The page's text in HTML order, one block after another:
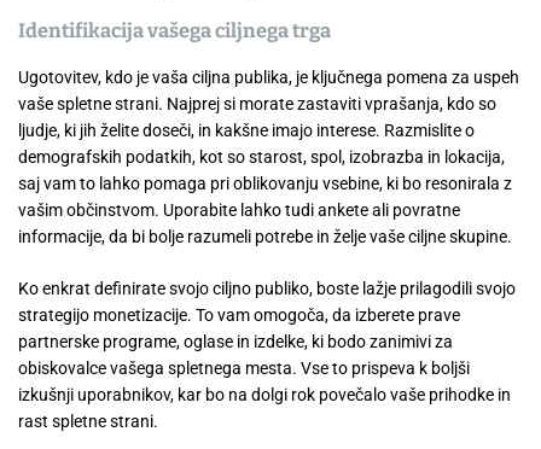
Identifikacija vašega ciljnega trga
Ugotovitev, kdo je vaša ciljna publika, je ključnega pomena za uspeh
vaše spletne strani. Najprej si morate zastaviti vprašanja, kdo so
ljudje, ki jih želite doseči, in kakšne imajo interese. Razmislite o
demografskih podatkih, kot so starost, spol, izobrazba in lokacija,
saj vam to lahko pomaga pri oblikovanju vsebine, ki bo resonirala z
vašim občinstvom. Uporabite lahko tudi ankete ali povratne
informacije, da bi bolje razumeli potrebe in želje vaše ciljne skupine.
Ko enkrat definirate svojo ciljno publiko, boste lažje prilagodili svojo
strategijo monetizacije. To vam omogoča, da izberete prave
partnerske programe, oglase in izdelke, ki bodo zanimivi za
obiskovalce vašega spletnega mesta. Vse to prispeva k boljši
izkušnji uporabnikov, kar bo na dolgi rok povečalo vaše prihodke in
rast spletne strani.